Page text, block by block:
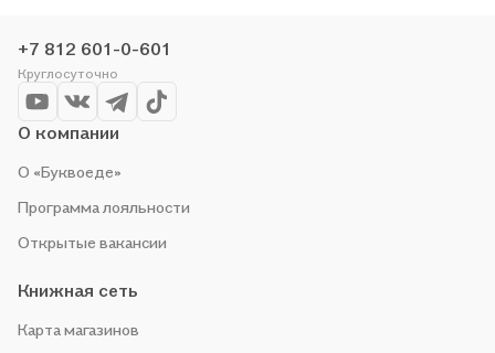
понравившуюся историю по приятной цене. Например,
организуем конкурсы и проводим акции. Оставайтесь с нами,
чтобы не упустить выгоду!
+7 812 601-0-601
Круглосуточно
О компании
О «Буквоеде»
Программа лояльности
Открытые вакансии
Книжная сеть
Карта магазинов